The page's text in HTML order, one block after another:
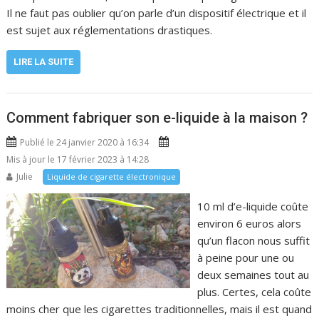
Il ne faut pas oublier qu’on parle d’un dispositif électrique et il
est sujet aux réglementations drastiques.
LIRE LA SUITE
Comment fabriquer son e-liquide à la maison ?
Publié le 24 janvier 2020 à 16:34
Mis à jour le 17 février 2023 à 14:28
Julie
Liquide de cigarette électronique
10 ml d’e-liquide coûte
environ 6 euros alors
qu’un flacon nous suffit
à peine pour une ou
deux semaines tout au
plus. Certes, cela coûte
moins cher que les cigarettes traditionnelles, mais il est quand